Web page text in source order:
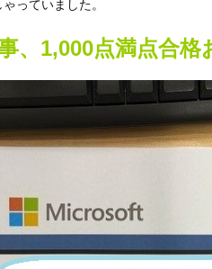
っていました。
、1,000点満点合